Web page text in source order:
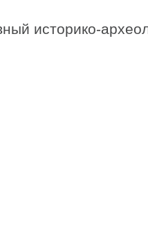
историко-